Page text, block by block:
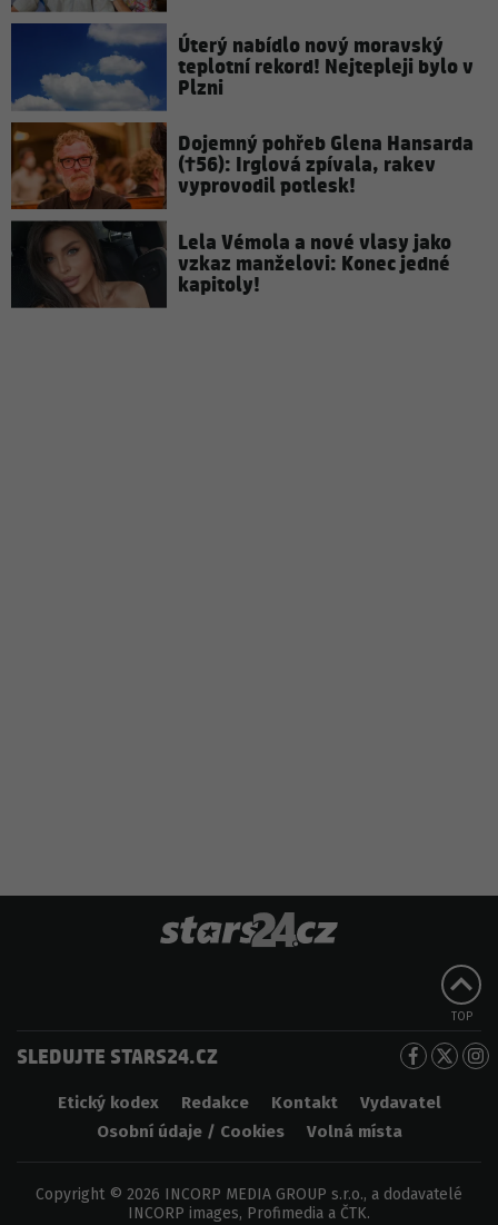
Úterý nabídlo nový moravský
teplotní rekord! Nejtepleji bylo v
Plzni
Dojemný pohřeb Glena Hansarda
(†56): Irglová zpívala, rakev
vyprovodil potlesk!
Lela Vémola a nové vlasy jako
vzkaz manželovi: Konec jedné
kapitoly!
TOP
SLEDUJTE STARS24.CZ
Etický kodex Redakce Kontakt
Vydavatel
Osobní údaje / Cookies
Volná místa
Copyright © 2026 INCORP MEDIA GROUP s.r.o., a dodavatelé
INCORP images, Profimedia a ČTK.